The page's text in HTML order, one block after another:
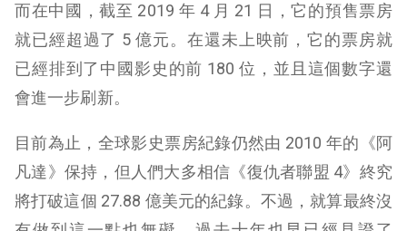
而在中國，截至 2019 年 4 月 21 日，它的預售票房
就已經超過了 5 億元。在還未上映前，它的票房就
已經排到了中國影史的前 180 位，並且這個數字還
會進一步刷新。
目前為止，全球影史票房紀錄仍然由 2010 年的《阿
凡達》保持，但人們大多相信《復仇者聯盟 4》終究
將打破這個 27.88 億美元的紀錄。不過，就算最終沒